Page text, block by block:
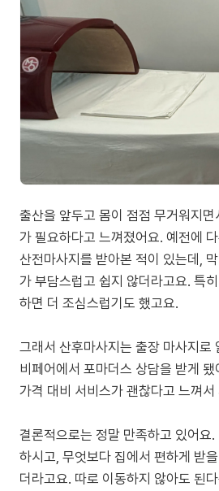
출산을 앞두고 몸이 점점 무거워지
가 필요하다고 느껴졌어요. 예전에
산전마사지를 받아본 적이 있는데,
가 부담스럽고 쉽지 않더라고요. 특
하면 더 조심스럽기도 했고요.
그래서 산후마사지는 출장 마사지로
비페어에서 포마더스 상담을 받게
가격 대비 서비스가 괜찮다고 느껴
결론적으로는 정말 만족하고 있어요
하시고, 무엇보다 집에서 편하게 받
더라고요. 따로 이동하지 않아도 된